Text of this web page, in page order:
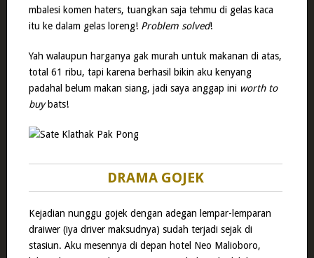
mbalesi komen haters, tuangkan saja tehmu di gelas kaca
itu ke dalam gelas loreng! Problem solved!
Yah walaupun harganya gak murah untuk makanan di atas,
total 61 ribu, tapi karena berhasil bikin aku kenyang
padahal belum makan siang, jadi saya anggap ini worth to
buybats!
DRAMA GOJEK
Kejadian nunggu gojek dengan adegan lempar-lemparan
draiwer (iya driver maksudnya) sudah terjadi sejak di
stasiun. Aku mesennya di depan hotel Neo Malioboro,